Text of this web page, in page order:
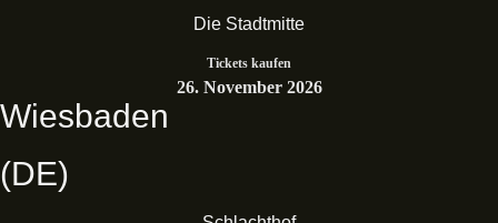
Die Stadtmitte
Tickets kaufen
26. November 2026
Wiesbaden
(DE)